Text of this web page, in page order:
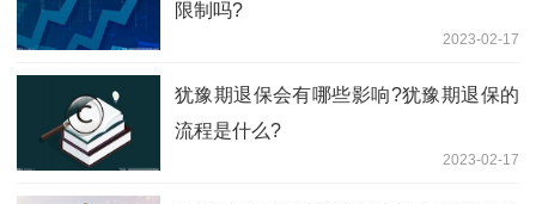
限制吗?
2023-02-17
犹豫期退保会有哪些影响?犹豫期退保的
流程是什么?
2023-02-17